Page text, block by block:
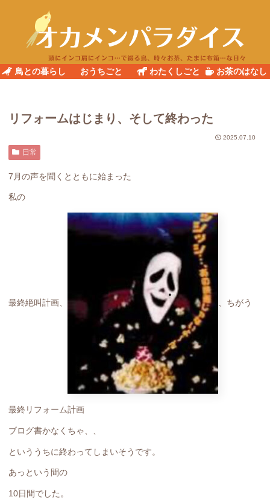
鳥との暮らし おうちごと わたくしごと お茶のはなし
リフォームはじまり、そして終わった
2025.07.10
日常
7月の声を聞くとともに始まった
私の
最終絶叫計画、 、ちがう
最終リフォーム計画
ブログ書かなくちゃ、、
といううちに終わってしまいそうです。
あっという間の
10日間でした。